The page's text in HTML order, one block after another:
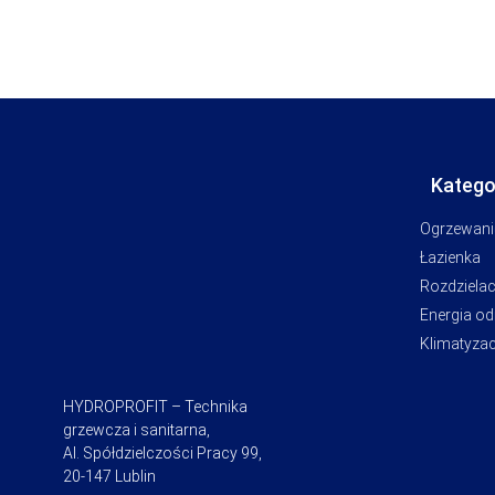
HYDROPROFIT – Technika
grzewcza i sanitarna,
Al. Spółdzielczości Pracy 99,
20-147 Lublin
Łazienka
Energia